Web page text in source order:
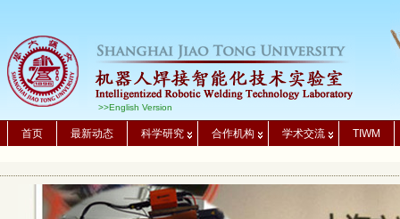
>>English Version
首页 最新动态 科学研究 合作机构 学术交流 TIWM